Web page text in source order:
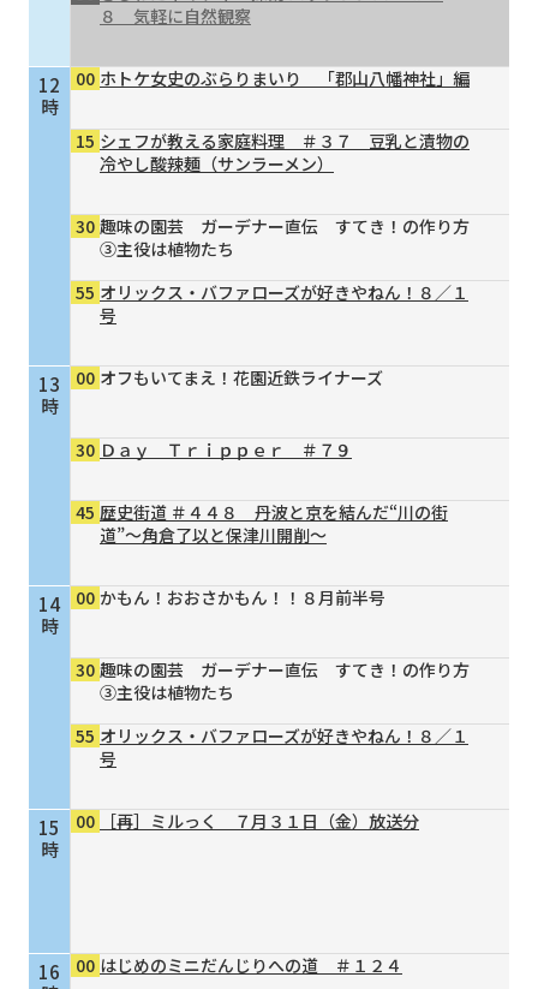
12
時
13
時
14
時
15
時
16
８ 気軽に自然観察
00 ホトケ女史のぶらりまいり 「郡山八幡神社」編
15 シェフが教える家庭料理 ＃３７ 豆乳と漬物の
冷やし酸辣麺（サンラーメン）
30 趣味の園芸 ガーデナー直伝 すてき！の作り方
③主役は植物たち
55 オリックス・バファローズが好きやねん！８／１
号
00 オフもいてまえ！花園近鉄ライナーズ
30 Ｄａｙ Ｔｒｉｐｐｅｒ ＃７９
45 歴史街道 ＃４４８ 丹波と京を結んだ“川の街
道”～角倉了以と保津川開削～
00 かもん！おおさかもん！！８月前半号
30 趣味の園芸 ガーデナー直伝 すてき！の作り方
③主役は植物たち
55 オリックス・バファローズが好きやねん！８／１
号
00 ［再］ミルっく ７月３１日（金）放送分
00 はじめのミニだんじりへの道 ＃１２４